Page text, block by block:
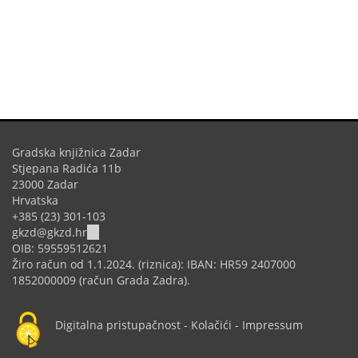
Gradska knjižnica Zadar
Stjepana Radića 11b
23000 Zadar
Hrvatska
+385 (23) 301-103
gkzd@gkzd.hr
sends
e-
mail)
OIB: 59559512621
Žiro račun od 1.1.2024. (riznica): IBAN: HR59 2407000
1852000009 (račun Grada Zadra).
Digitalna pristupačnost - Kolačići - Impressum